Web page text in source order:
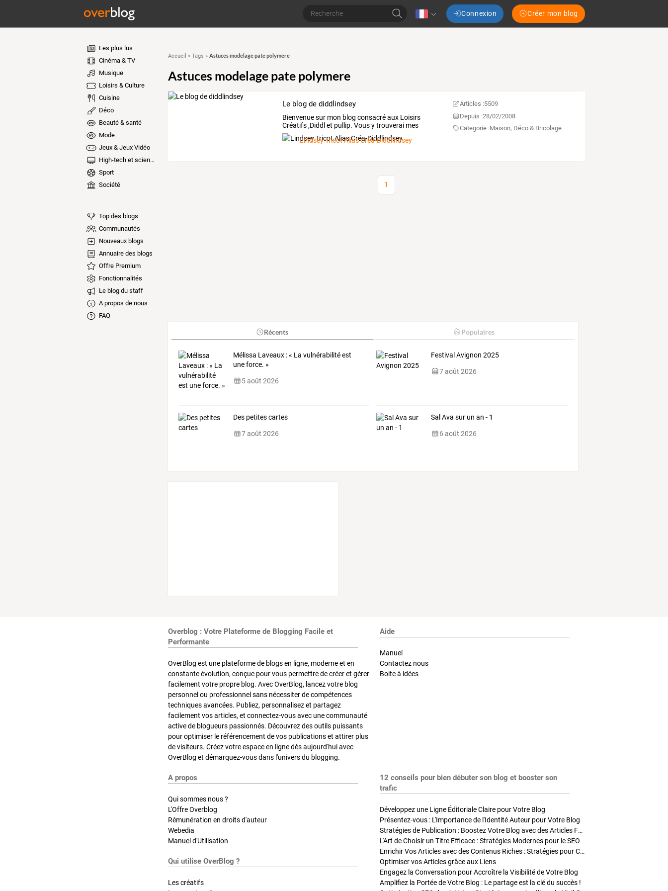
Connexion Créer mon blog
Les plus lus
Cinéma & TV
Musique
Loisirs & Culture
Cuisine
Déco
Beauté & santé
Mode
Jeux & Jeux Vidéo
High-tech et sciences
Sport
Société
Top des blogs
Communautés
Nouveaux blogs
Annuaire des blogs
Offre Premium
Fonctionnalités
Le blog du staff
A propos de nous
FAQ
Accueil » Tags » Astuces modelage pate polymere
Astuces modelage pate polymere
Le blog de diddlindsey
Bienvenuesur mon blog consacréaux Loisirs
Créatifs ,Diddl et pullip. Vousytrouverai mes
créations
Lindsey Tricot Alias Créa-Diddlindsey
Articles :5509
Depuis :28/02/2008
Categorie :Maison, Déco & Bricolage
1
Récents Populaires
Mélissa Laveaux : « La vulnérabilité est
une force. »
5 août 2026
Festival Avignon 2025
7 août 2026
Des petites cartes
7 août 2026
Sal Ava sur un an - 1
6 août 2026
Overblog : Votre Plateforme de Blogging Facile et
Performante
OverBlog est une plateforme de blogs en ligne, moderne et en
constante évolution, conçue pour vous permettre de créer et gérer
facilement votre propre blog. Avec OverBlog, lancez votre blog
personnel ou professionnel sans nécessiter de compétences
techniques avancées. Publiez, personnalisez et partagez
facilement vos articles, et connectez-vous avec une communauté
active de blogueurs passionnés. Découvrez des outils puissants
pour optimiser le référencement de vos publications et attirer plus
de visiteurs. Créez votre espace en ligne dès aujourd'hui avec
OverBlog et démarquez-vous dans l'univers du blogging.
Aide
Manuel
Contactez nous
Boite à idées
A propos
Qui sommes nous ?
L'Offre Overblog
Rémunération en droits d'auteur
Webedia
Manuel d'Utilisation
Qui utilise OverBlog ?
Les créatifs
12 conseils pour bien débuter son blog et booster son
trafic
Développez une Ligne Éditoriale Claire pour Votre Blog
Présentez-vous : L'Importance de l'Identité Auteur pour Votre Blog
Stratégies de Publication : Boostez Votre Blog avec des Articles Fréquents et Exclusifs
L'Art de Choisir un Titre Efficace : Stratégies Modernes pour le SEO
Enrichir Vos Articles avec des Contenus Riches : Stratégies pour Captiver et Optimiser
Optimiser vos Articles grâce aux Liens
Engagez la Conversation pour Accroître la Visibilité de Votre Blog
Amplifiez la Portée de Votre Blog : Le partage est la clé du succès !